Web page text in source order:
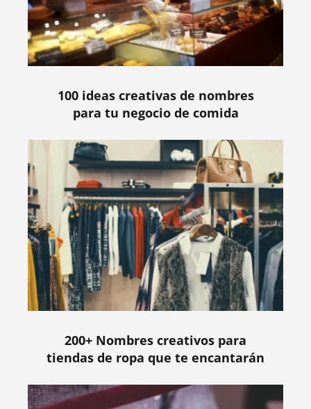
100 ideas creativas de nombres
para tu negocio de comida
200+ Nombres creativos para
tiendas de ropa que te encantarán